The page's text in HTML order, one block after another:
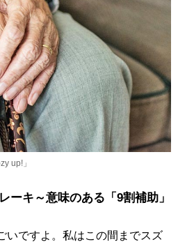
up!」
ーキ～意味のある「9割補助」
いですよ。私はこの間までスズ